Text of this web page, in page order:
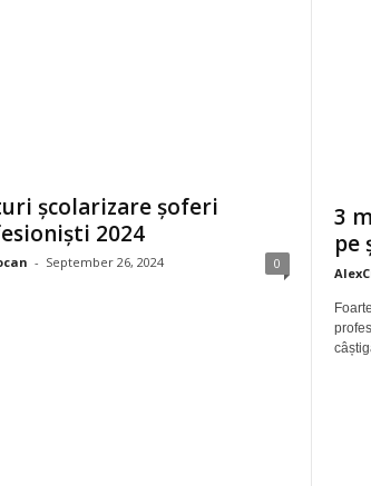
școlarizare șoferi
2024
- September 26, 2024 0
3
pe